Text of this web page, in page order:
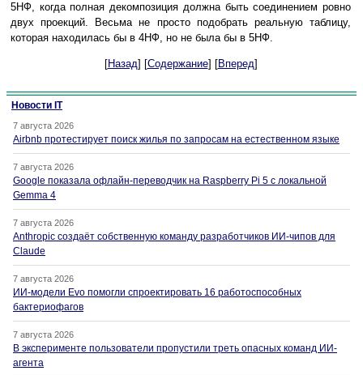
5НФ, когда полная декомпозиция должна быть соединением ровно
двух проекций. Весьма не просто подобрать реальную таблицу,
которая находилась бы в 4НФ, но не была бы в 5НФ.
[Назад] [Содержание] [Вперед]
Новости IT
7 августа 2026
Airbnb протестирует поиск жилья по запросам на естественном языке
7 августа 2026
Google показала офлайн-переводчик на Raspberry Pi 5 с локальной
Gemma 4
7 августа 2026
Anthropic создаёт собственную команду разработчиков ИИ-чипов для
Claude
7 августа 2026
ИИ-модели Evo помогли спроектировать 16 работоспособных
бактериофагов
7 августа 2026
В эксперименте пользователи пропустили треть опасных команд ИИ-
агента